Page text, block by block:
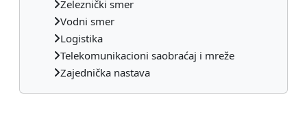
Železnički smer
Vodni smer
Logistika
Telekomunikacioni saobraćaj i mreže
Zajednička nastava